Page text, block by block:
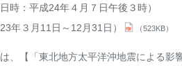
時：平成24年４月７日午後３時）
年３月11日～12月31日）
（523KB）
、 【「東北地方太平洋沖地震による